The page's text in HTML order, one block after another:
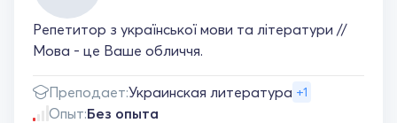
Репетитор з української мови та літератури //
Мова - це Ваше обличчя.
Преподает:Украинская литература +1
Опыт:Без опыта